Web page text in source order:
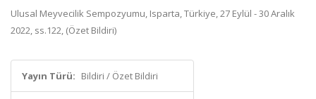
Ulusal Meyvecilik Sempozyumu, Isparta, Türkiye, 27 Eylül - 30 Aralık
2022, ss.122, (Özet Bildiri)
Yayın Türü: Bildiri / Özet Bildiri